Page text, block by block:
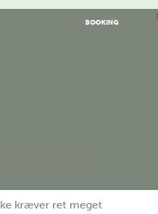
BOOKING
kræver ret meget